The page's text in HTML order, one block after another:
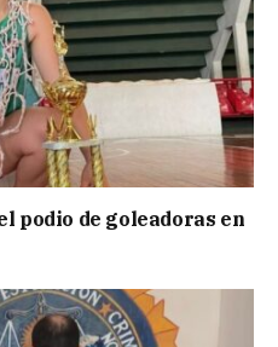
podio de goleadoras en